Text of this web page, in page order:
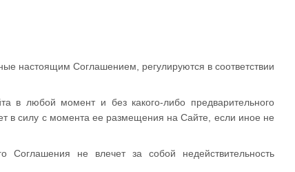
настоящим Соглашением, регулируются в соответствии
в любой момент и без какого-либо предварительного
в силу с момента ее размещения на Сайте, если иное не
Соглашения не влечет за собой недействительность